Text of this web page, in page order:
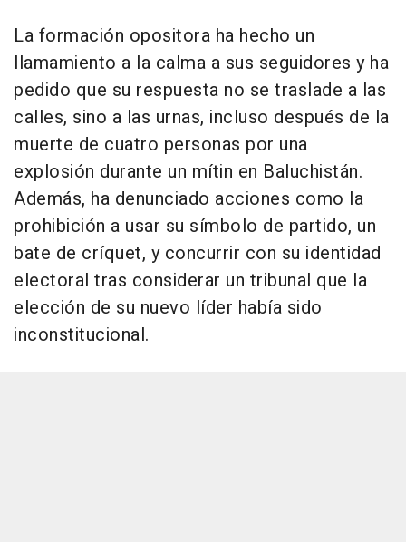
La formación opositora ha hecho un
llamamiento a la calma a sus seguidores y ha
pedido que su respuesta no se traslade a las
calles, sino a las urnas, incluso después de la
muerte de cuatro personas por una
explosión durante un mítin en Baluchistán.
Además, ha denunciado acciones como la
prohibición a usar su símbolo de partido, un
bate de críquet, y concurrir con su identidad
electoral tras considerar un tribunal que la
elección de su nuevo líder había sido
inconstitucional.